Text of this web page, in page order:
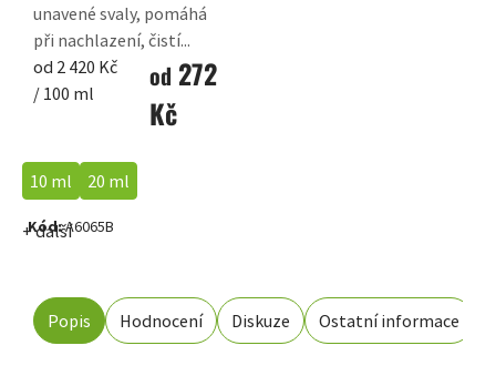
od 272
Kč
Měrná
cena:
od 2 420 Kč
/ 100 ml
unavené svaly, pomáhá
při nachlazení, čistí...
10 ml 20 ml
+ další
Kód:A6065B
Popis Hodnocení Diskuze Ostatní informace